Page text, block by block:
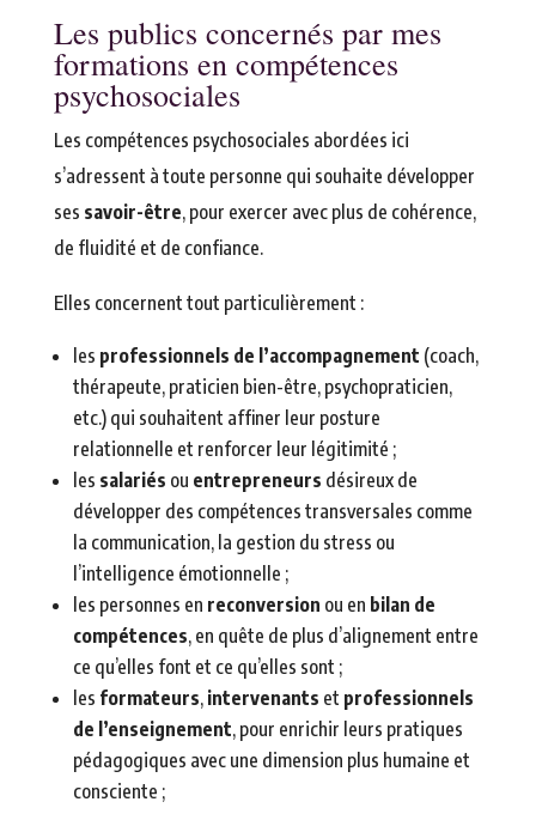
Les publics concernés par mes
formations en compétences
psychosociales
Les compétences psychosociales abordées ici
s’adressent à toute personne qui souhaite développer
ses savoir-être, pour exercer avec plus de cohérence,
de fluidité et de confiance.
Elles concernent tout particulièrement :
les professionnels de l’accompagnement (coach,
thérapeute, praticien bien-être, psychopraticien,
etc.) qui souhaitent affiner leur posture
relationnelle et renforcer leur légitimité ;
les salariés ou entrepreneurs désireux de
développer des compétences transversales comme
la communication, la gestion du stress ou
l’intelligence émotionnelle ;
les personnes en reconversion ou en bilan de
compétences, en quête de plus d’alignement entre
ce qu’elles font et ce qu’elles sont ;
les formateurs, intervenants et professionnels
de l’enseignement, pour enrichir leurs pratiques
pédagogiques avec une dimension plus humaine et
consciente ;